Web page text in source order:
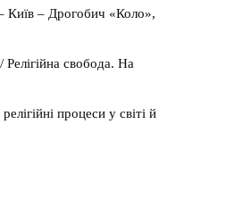
Київ – Дрогобич «Коло»,
свобода. На
процеси у світі й